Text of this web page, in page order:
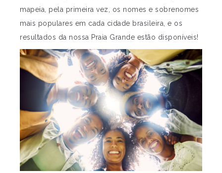
mapeia, pela primeira vez, os nomes e sobrenomes
mais populares em cada cidade brasileira, e os
resultados da nossa Praia Grande estão disponíveis!